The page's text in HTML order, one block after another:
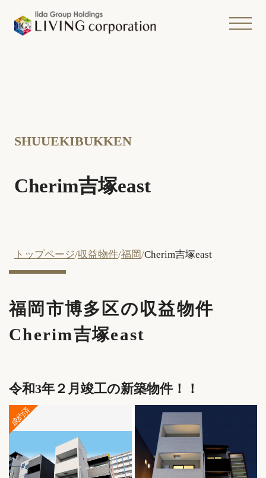
SHUUEKIBUKKEN
Cherim吉塚east
トップページ 収益物件 福岡 Cherim吉塚east
福岡市博多区の収益物件
Cherim吉塚east
令和3年２月竣工の新築物件！！